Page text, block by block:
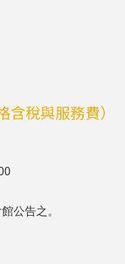
稅與服務費）
公告之。